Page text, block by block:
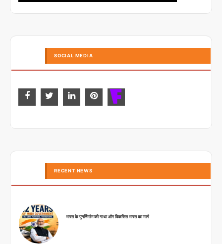
SOCIAL MEDIA
RECENT NEWS
भारत के पुनर्निर्माण की गाथा और विकसित भारत का मार्ग